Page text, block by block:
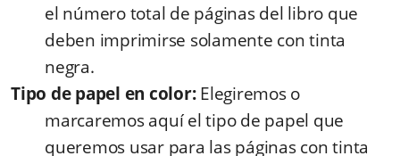
el número total de páginas del libro que
deben imprimirse solamente con tinta
negra.
Tipo de papel en color:Elegiremos o
marcaremos aquí el tipo de papel que
queremos usar para las páginas con tinta